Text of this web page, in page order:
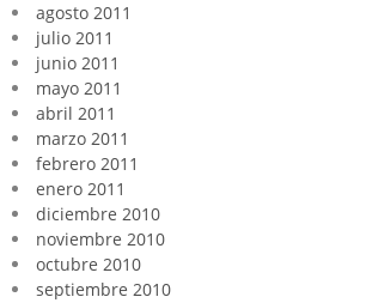
agosto 2011
julio 2011
junio 2011
mayo 2011
abril 2011
marzo 2011
febrero 2011
enero 2011
diciembre 2010
noviembre 2010
octubre 2010
septiembre 2010